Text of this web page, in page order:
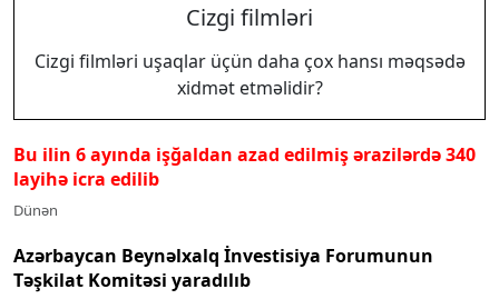
Cizgi filmləri
Cizgi filmləri uşaqlar üçün daha çox hansı məqsədə
xidmət etməlidir?
Bu ilin 6 ayında işğaldan azad edilmiş ərazilərdə 340
layihə icra edilib
Dünən
Azərbaycan Beynəlxalq İnvestisiya Forumunun
Təşkilat Komitəsi yaradılıb